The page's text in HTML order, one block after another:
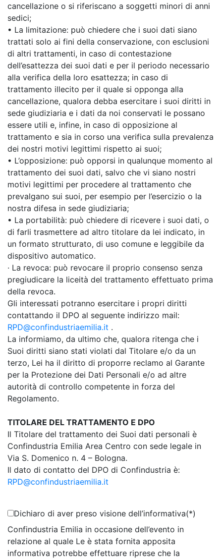
cancellazione o si riferiscano a soggetti minori di anni
sedici;
• La limitazione: può chiedere che i suoi dati siano
trattati solo ai fini della conservazione, con esclusioni
di altri trattamenti, in caso di contestazione
dell’esattezza dei suoi dati e per il periodo necessario
alla verifica della loro esattezza; in caso di
trattamento illecito per il quale si opponga alla
cancellazione, qualora debba esercitare i suoi diritti in
sede giudiziaria e i dati da noi conservati le possano
essere utili e, infine, in caso di opposizione al
trattamento e sia in corso una verifica sulla prevalenza
dei nostri motivi legittimi rispetto ai suoi;
• L’opposizione: può opporsi in qualunque momento al
trattamento dei suoi dati, salvo che vi siano nostri
motivi legittimi per procedere al trattamento che
prevalgano sui suoi, per esempio per l’esercizio o la
nostra difesa in sede giudiziaria;
• La portabilità: può chiedere di ricevere i suoi dati, o
di farli trasmettere ad altro titolare da lei indicato, in
un formato strutturato, di uso comune e leggibile da
dispositivo automatico.
· La revoca: può revocare il proprio consenso senza
pregiudicare la liceità del trattamento effettuato prima
della revoca.
Gli interessati potranno esercitare i propri diritti
contattando il DPO al seguente indirizzo mail:
RPD@confindustriaemilia.it .
La informiamo, da ultimo che, qualora ritenga che i
Suoi diritti siano stati violati dal Titolare e/o da un
terzo, Lei ha il diritto di proporre reclamo al Garante
per la Protezione dei Dati Personali e/o ad altre
autorità di controllo competente in forza del
Regolamento.
TITOLARE DEL TRATTAMENTO E DPO
Il Titolare del trattamento dei Suoi dati personali è
Confindustria Emilia Area Centro con sede legale in
Via S. Domenico n. 4 – Bologna.
Il dato di contatto del DPO di Confindustria è:
RPD@confindustriaemilia.it
Dichiaro di aver preso visione dell’informativa(*)
Confindustria Emilia in occasione dell’evento in
relazione al quale Le è stata fornita apposita
informativa potrebbe effettuare riprese che la